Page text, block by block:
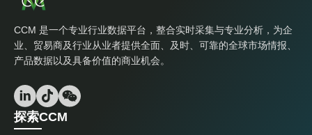
CCM 是一个专业行业数据平台，整合实时采集与专业分析，为企
业、贸易商及行业从业者提供全面、及时、可靠的全球市场情报、
产品数据以及具备价值的商业机会。
探索CCM